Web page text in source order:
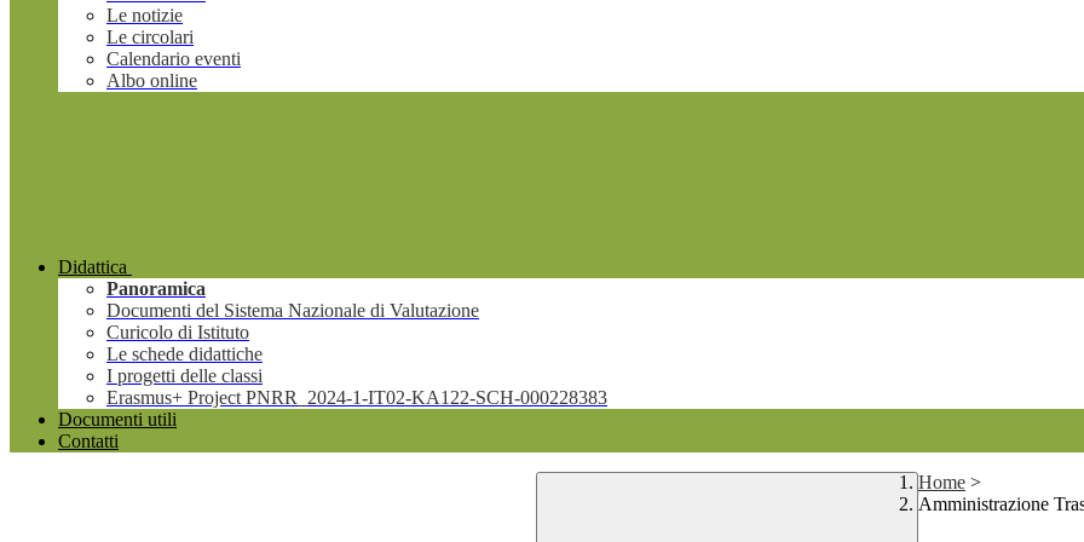
Le notizie
Le circolari
Calendario eventi
Albo online
Didattica
Panoramica
Documenti del Sistema Nazionale di Valutazione
Curicolo di Istituto
Le schede didattiche
I progetti delle classi
Erasmus+ Project PNRR_2024-1-IT02-KA122-SCH-000228383
Documenti utili
Contatti
Home >
Amministrazione